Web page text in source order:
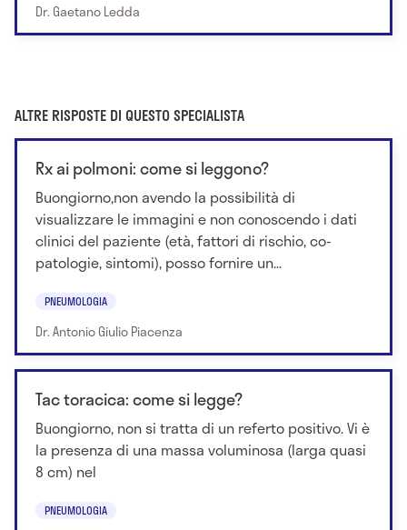
Dr. Gaetano Ledda
ALTRE RISPOSTE DI QUESTO SPECIALISTA
Rx ai polmoni: come si leggono?
Buongiorno,non avendo la possibilità di
visualizzare le immagini e non conoscendo i dati
clinici del paziente (età, fattori di rischio, co-
patologie, sintomi), posso fornire un...
PNEUMOLOGIA
Dr. Antonio Giulio Piacenza
Tac toracica: come si legge?
Buongiorno, non si tratta di un referto positivo. Vi è
la presenza di una massa voluminosa (larga quasi
8 cm) nel
PNEUMOLOGIA